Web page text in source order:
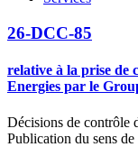
26-DCC-85
relative à la prise de
Energies par le
Décisions de contrôle
Publication du sens